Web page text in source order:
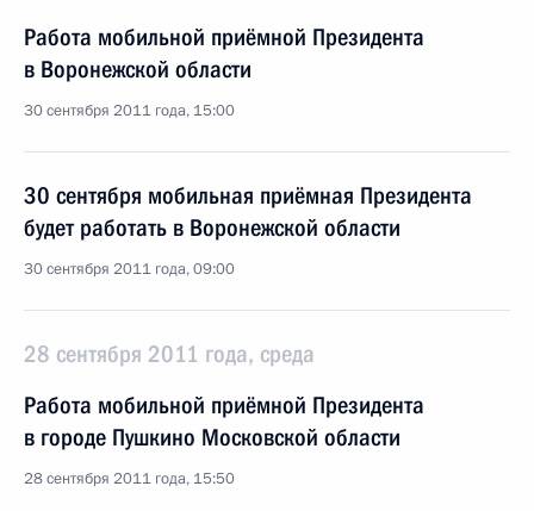
Работа мобильной приёмной Президента
в Воронежской области
30 сентября 2011 года, 15:00
30 сентября мобильная приёмная Президента
будет работать в Воронежской области
30 сентября 2011 года, 09:00
28 сентября 2011 года, среда
Работа мобильной приёмной Президента
в городе Пушкино Московской области
28 сентября 2011 года, 15:50